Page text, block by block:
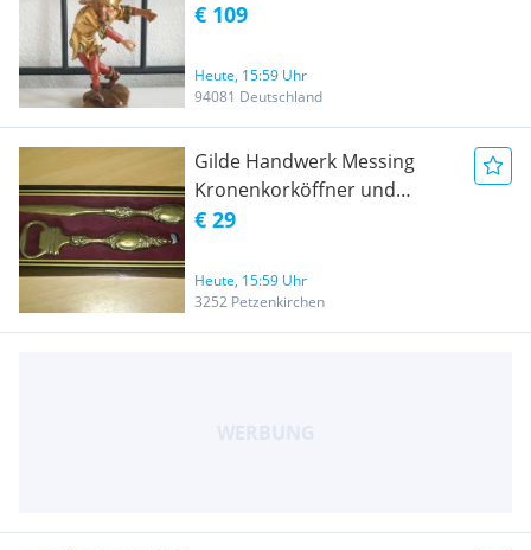
ZOTTELROCK n. Erasmus
cm
€ 109
Heute, 15:59 Uhr
94081 Deutschland
Gilde Handwerk Messing
Kronenkorköffner und
Brieföffner
€ 29
Heute, 15:59 Uhr
3252 Petzenkirchen